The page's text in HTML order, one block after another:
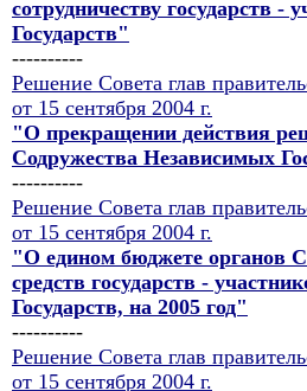
сотрудничеству государств
Государств"
----------
Решение Совета глав
от 15 сентября 2004 г.
"О прекращении действия
Содружества Независимых
----------
Решение Совета глав
от 15 сентября 2004 г.
"О едином бюджете органов
средств государств -
Государств, на 2005 год"
----------
Решение Совета глав
от 15 сентября 2004 г.